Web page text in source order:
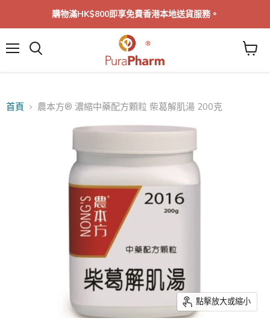
購物滿HK$800即享免費香港本地送貨服務。
首頁 農本方® 濃縮中藥配方顆粒 柴葛解肌湯 200克
點擊放大或縮小